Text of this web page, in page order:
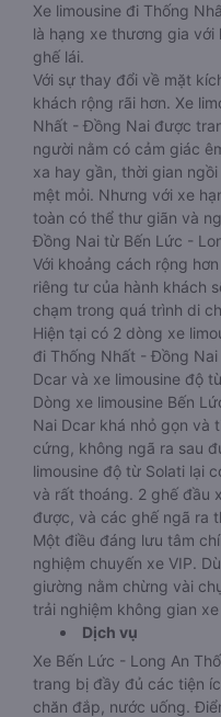
Xe limousine đi Thống
là hạng xe thương gia
ghế lái.
Với sự thay đổi về mặt
khách rộng rãi hơn. Xe
Nhất - Đồng Nai được
người nằm có cảm giác
xa hay gần, thời gian
mệt mỏi. Nhưng với xe
toàn có thể thư giãn và
Đồng Nai từ Bến Lức -
Với khoảng cách rộng
riêng tư của hành khách
chạm trong quá trình di
Hiện tại có 2 dòng xe
đi Thống Nhất - Đồng
Dcar và xe limousine độ
Dòng xe limousine Bến
Nai Dcar khá nhỏ gọn và
cứng, không ngã ra sau
limousine độ từ Solati lại
và rất thoáng. 2 ghế đầu
được, và các ghế ngã ra
Một điều đáng lưu tâm
nghiệm chuyến xe VIP.
giường nằm chừng vài
trải nghiệm không gian
Dịch vụ
Xe Bến Lức - Long An
trang bị đầy đủ các tiện
chăn đắp, nước uống.